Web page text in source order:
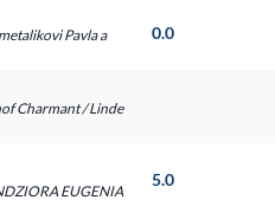
Pavla a
0.0
Charmant / Linde
EUGENIA
5.0